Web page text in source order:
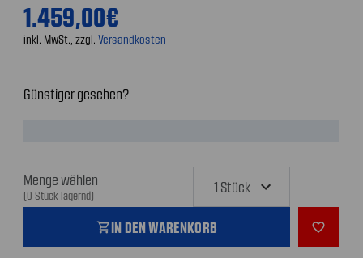
1.459,00€
inkl. MwSt., zzgl. Versandkosten
Günstiger gesehen?
Menge wählen
(0 Stück lagernd)
shopping_cartIN DEN WARENKORB favorite_outline